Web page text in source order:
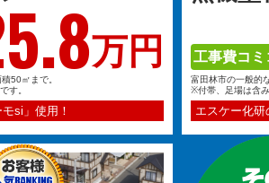
8万円
50㎡まで。
す。
si」使用！
工事費コミ
富田林市の一般的
※付帯、足場は含
エスケー化研